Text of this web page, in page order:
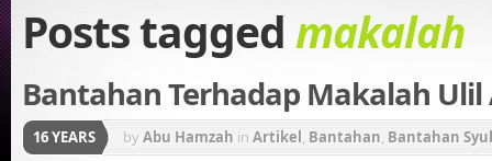
Posts tagged makalah
Bantahan Terhadap Makalah Ulil
16 YEARS byAbu Hamzah in Artikel, Bantahan, Bantahan